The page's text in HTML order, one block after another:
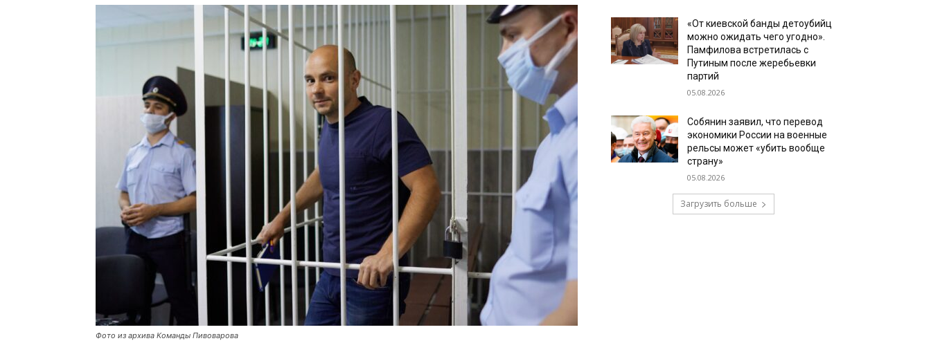
Фото из архива Команды Пивоварова
«От киевской банды детоубийц
можно ожидать чего угодно».
Памфилова встретилась с
Путиным после жеребьевки
партий
05.08.2026
Собянин заявил, что перевод
экономики России на военные
рельсы может «убить вообще
страну»
05.08.2026
Загрузить больше